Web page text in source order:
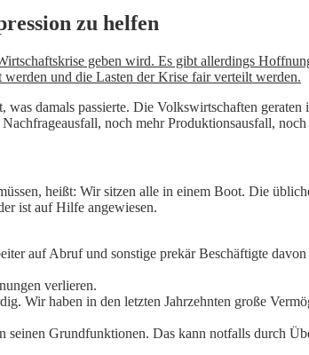
zu helfen
geben wird. Es gibt allerdings
und die Lasten der Krise fair verteilt werden.
damals passierte. Die Volkswirtschaften
noch mehr Produktionsausfall,
heißt: Wir sitzen alle in einem Boot. Die
ist auf Hilfe angewiesen.
auf Abruf und sonstige prekär Beschäftigte
verlieren.
Wir haben in den letzten Jahrzehnten große
Grundfunktionen. Das kann notfalls durch